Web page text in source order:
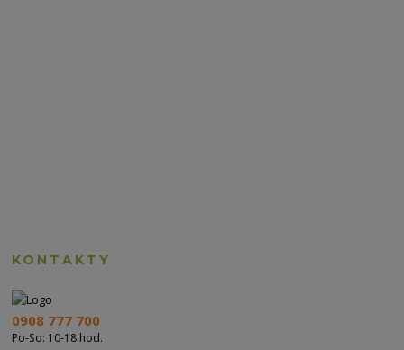
KONTAKTY
0908 777 700
Po-So: 10-18 hod.